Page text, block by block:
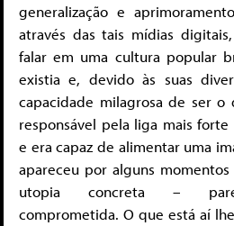
generalização e
através das tais mídias
falar em uma cultura popular
existia e, devido às suas
capacidade milagrosa de ser
responsável pela liga mais
e era capaz de alimentar uma
apareceu por alguns
utopia concreta –
comprometida. O que está aí